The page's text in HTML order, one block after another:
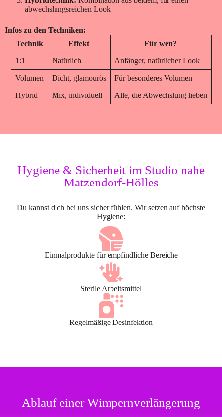
abwechslungsreichen Look
Infos zu den Techniken:
Technik
Effekt Für wen?
1:1 Natürlich Anfänger, natürlicher Look
Volumen Dicht, glamourös Für besonderes Volumen
Hybrid Mix, individuell Alle, die Abwechslung lieben
Hygiene & Sicherheit im Studio nahe
Matzendorf-Hölles
Du kannst dich bei uns sicher fühlen. Wir setzen auf höchste
Hygiene:
Einmalprodukte für empfindliche Bereiche
Sterile Arbeitsmittel
Regelmäßige Desinfektion
Ablauf einer Wimpernverlängerung